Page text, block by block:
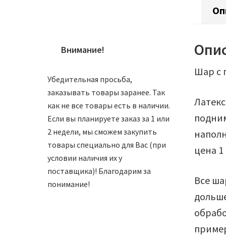
Шар с
цена
Все
Внимание!
Убедительная просьба,
заказывать товары заранее. Так
как не все товары есть в наличии.
Если вы планируете заказ за 1 или
2 недели, мы сможем закупить
товары специально для Вас (при
условии наличия их у
поставщика)! Благодарим за
понимание!